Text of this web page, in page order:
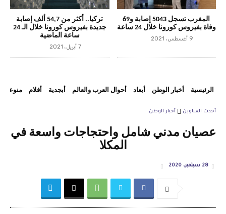
المغرب تسجل 5043 إصابة و69
وفاة بفيروس كورونا خلال 24 ساعة
9 أغسطس، 2021
تركيا.. أكثر من 54,7 ألف إصابة
جديدة بفيروس كورونا خلال الـ 24
ساعة الماضية
7 أبريل، 2021